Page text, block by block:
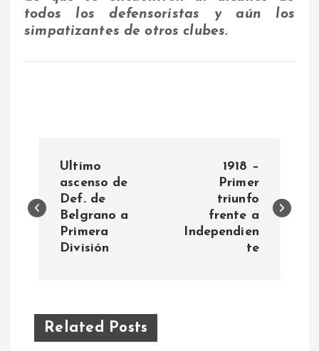
todos los defensoristas y aún los
simpatizantes de otros clubes.
v
Ultimo
ascenso de
Def. de
Belgrano a
Primera
División
1918 –
Primer
triunfo
frente a
Independien
te
Related Posts